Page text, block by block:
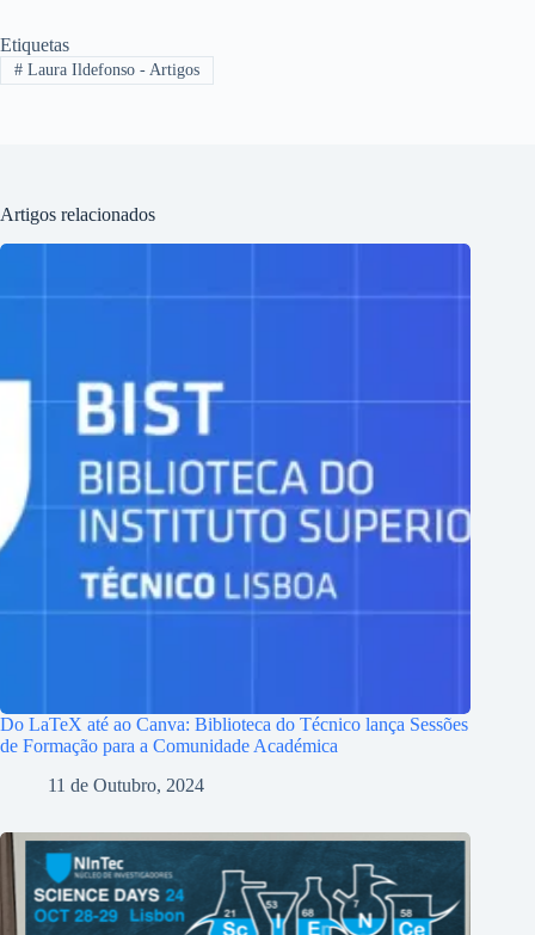
Etiquetas
#Laura Ildefonso - Artigos
Artigos relacionados
Do LaTeX até ao Canva: Biblioteca do Técnico lança Sessões
de Formação para a Comunidade Académica
11 de Outubro, 2024